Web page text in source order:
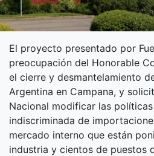
El proyecto presentado por
preocupación del Honorable
el cierre y desmantelamiento
Argentina en Campana, y
Nacional modificar las
indiscriminada de
mercado interno que están
industria y cientos de puestos